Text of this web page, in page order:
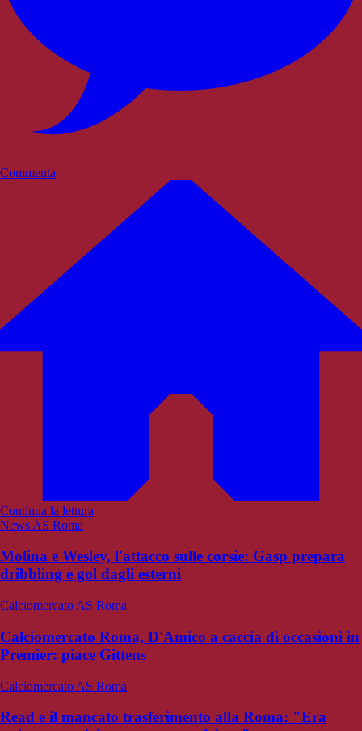
Commenta
Continua la lettura
News AS Roma
Molina e Wesley, l'attacco sulle corsie: Gasp prepara
dribbling e gol dagli esterni
Calciomercato AS Roma
Calciomercato Roma, D'Amico a caccia di occasioni in
Premier: piace Gittens
Calciomercato AS Roma
Read e il mancato trasferimento alla Roma: "Era